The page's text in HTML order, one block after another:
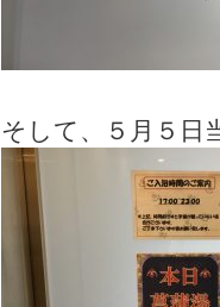
そして、５月５日